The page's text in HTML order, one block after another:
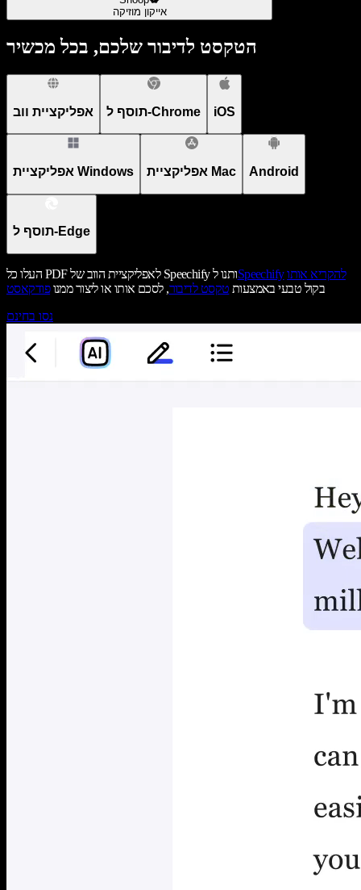
אייקון מוזיקה
הטקסט לדיבור שלכם, בכל מכשיר
אפליקציית ווב תוסף ל-Chrome iOS
אפליקציית Windows אפליקציית Mac Android
תוסף ל-Edge
העלו כל PDF לאפליקציית הווב של Speechify ותנו לSpeechify להקריא אותו
בקול טבעי באמצעות טקסט לדיבור, לסכם אותו או ליצור ממנופודקאסט
נסו בחינם